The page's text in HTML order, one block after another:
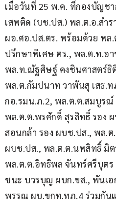
เมื่อวันที่ 25 พ.ค. ที่กองบัญช
เสพติด (บช.ปส.) พล.ต.อ.สำ
ผอ.ศอ.ปส.ตร. พร้อมด้วย พล
ปรึกษาพิเศษ ตร., พล.ต.ท.อ
พล.ท.ณัฐศิษฐ์ คงชินศาสตร์ธิ
พล.ต.กัมปนาท วาพันสุ เสธ.ท
กอ.รมน.ภ.2, พล.ต.ต.สมบูรณ์
พล.ต.ต.พรศักดิ์ สุรสิทธิ์ รอง
สอนกล้า รอง ผบช.ปส., พล.
ผบช.ปส., พล.ต.ต.นพสิทธิ์ มิ
พล.ต.ต.อิทธิพล จันทร์ศรีบุต
ชนะ บวรบุญ ผบก.ขส., พันเ
พรรณ ผบ.ขกท.ทภ.4 ร่วมกัน